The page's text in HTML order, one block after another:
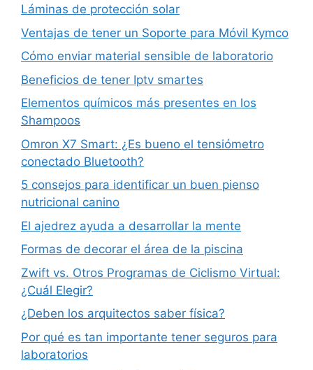
Láminas de protección solar
Ventajas de tener un Soporte para Móvil Kymco
Cómo enviar material sensible de laboratorio
Beneficios de tener Iptv smartes
Elementos químicos más presentes en los
Shampoos
Omron X7 Smart: ¿Es bueno el tensiómetro
conectado Bluetooth?
5 consejos para identificar un buen pienso
nutricional canino
El ajedrez ayuda a desarrollar la mente
Formas de decorar el área de la piscina
Zwift vs. Otros Programas de Ciclismo Virtual:
¿Cuál Elegir?
¿Deben los arquitectos saber física?
Por qué es tan importante tener seguros para
laboratorios